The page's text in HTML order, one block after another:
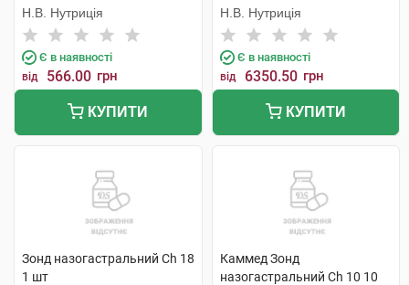
довжина 110 см 1 шт
Н.В. Нутриція
Є в наявності
від 566.00 грн
КУПИТИ
18 за Шар'єром 1 набір
Н.В. Нутриція
Є в наявності
від 6350.50 грн
КУПИТИ
Зонд назогастральний Ch 18
1 шт
Каммед Зонд
назогастральний Ch 10 10